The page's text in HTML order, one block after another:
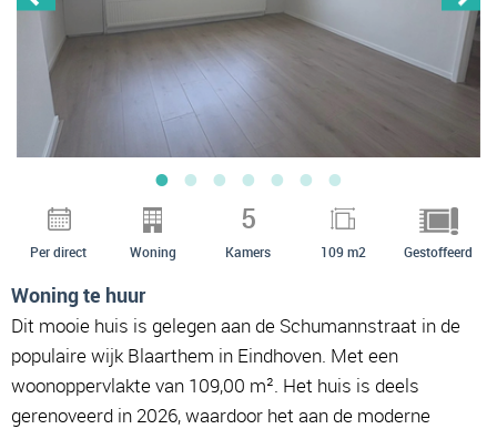
Per direct Woning
5
Kamers 109 m2 Gestoffeerd
Woning te huur
Dit mooie huis is gelegen aan de Schumannstraat in de
populaire wijk Blaarthem in Eindhoven. Met een
woonoppervlakte van 109,00 m². Het huis is deels
gerenoveerd in 2026, waardoor het aan de moderne